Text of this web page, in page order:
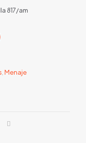
817/am
Menaje